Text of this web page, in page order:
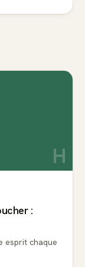
H
:
esprit chaque